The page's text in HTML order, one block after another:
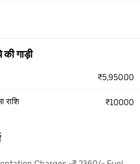
गाड़ी
₹5,950.00
राशि ₹10000